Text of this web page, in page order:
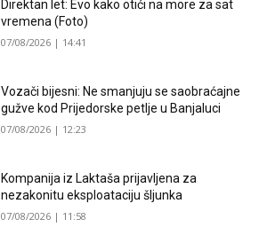
Direktan let: Evo kako otići na more za sat
vremena (Foto)
07/08/2026 | 14:41
Vozači bijesni: Ne smanjuju se saobraćajne
gužve kod Prijedorske petlje u Banjaluci
07/08/2026 | 12:23
Kompanija iz Laktaša prijavljena za
nezakonitu eksploataciju šljunka
07/08/2026 | 11:58